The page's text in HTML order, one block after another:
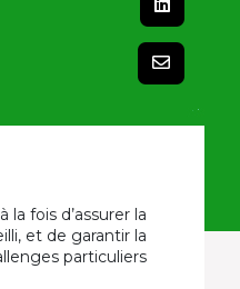
fois d’assurer la
et de garantir la
particuliers